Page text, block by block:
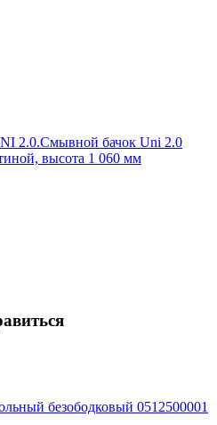
2.0.Cмывной бачок Uni 2.0
высота 1 060 мм
безободковый 0512500001